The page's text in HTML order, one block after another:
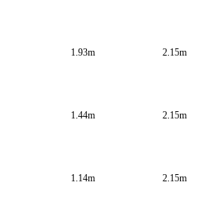
1.93m 2.15m
1.44m 2.15m
1.14m 2.15m